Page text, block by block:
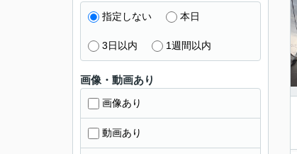
指定しない 本日
3日以内 1週間以内
画像・動画あり
画像あり
動画あり